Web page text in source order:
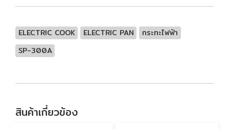
ELECTRIC COOK ELECTRIC PAN
กระทะไฟฟ้า
SP-300A
สินค้าเกี่ยวข้อง